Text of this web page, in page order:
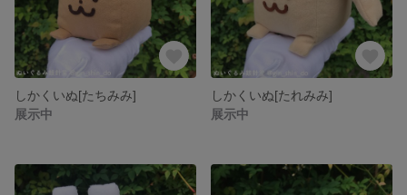
しかくいぬ[たちみみ]
展示中
しかくいぬ[たれみみ]
展示中